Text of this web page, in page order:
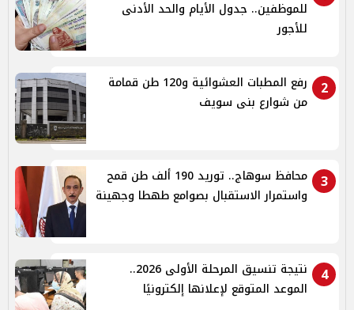
للموظفين.. جدول الأيام والحد الأدنى
للأجور
2
رفع المطبات العشوائية و120 طن قمامة
من شوارع بنى سويف
3
محافظ سوهاج.. توريد 190 ألف طن قمح
واستمرار الاستقبال بصوامع طهطا وجهينة
4
نتيجة تنسيق المرحلة الأولى 2026..
الموعد المتوقع لإعلانها إلكترونيًا